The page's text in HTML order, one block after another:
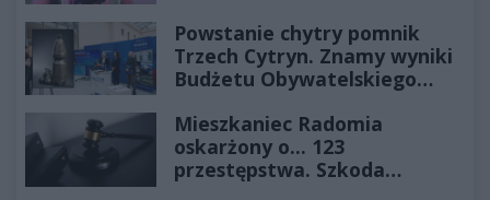
Powstanie chytry pomnik
Trzech Cytryn. Znamy wyniki
Budżetu Obywatelskiego
Mieszkaniec Radomia
oskarżony o... 123
przestępstwa. Szkoda